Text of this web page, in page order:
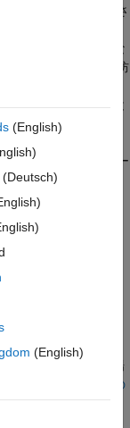
ートメントが使用さ
にフォール スルー
予期しない結果にな
ール スルー動作を防
のステートメントと
用してください。
う、フォール スルー
、空の case ラベル
トが含まれていて、
ベルの最後のステ
欠陥を報告します。
から報告されない場
表示されない理由の
(English)
(Deutsch)
(English)